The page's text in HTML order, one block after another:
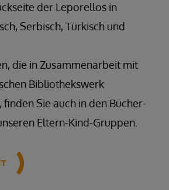
der Leporellos in
Serbisch, Türkisch und
die in Zusammenarbeit mit
Bibliothekswerk
finden Sie auch in den Bücher-
Eltern-Kind-Gruppen.